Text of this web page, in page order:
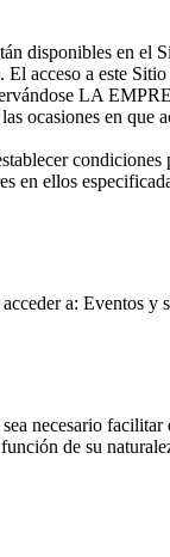
disponibles en el
acceso a este
LA
ocasiones en
en ellos
a: Eventos
necesario
de su